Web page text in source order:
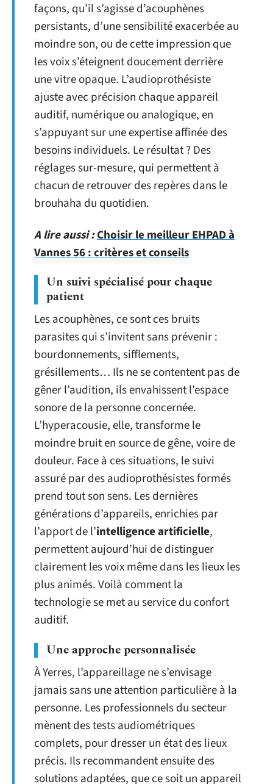
façons, qu’il s’agisse d’acouphènes
persistants, d’une sensibilité exacerbée au
moindre son, ou de cette impression que
les voix s’éteignent doucement derrière
une vitre opaque. L’audioprothésiste
ajuste avec précision chaque appareil
auditif, numérique ou analogique, en
s’appuyant sur une expertise affinée des
besoins individuels. Le résultat ? Des
réglages sur-mesure, qui permettent à
chacun de retrouver des repères dans le
brouhaha du quotidien.
A lire aussi :Choisir le meilleur EHPAD à
Vannes 56 : critères et conseils
Un suivi spécialisé pour chaque
patient
Les acouphènes, ce sont ces bruits
parasites qui s’invitent sans prévenir :
bourdonnements, sifflements,
grésillements… Ils ne se contentent pas de
gêner l’audition, ils envahissent l’espace
sonore de la personne concernée.
L’hyperacousie, elle, transforme le
moindre bruit en source de gêne, voire de
douleur. Face à ces situations, le suivi
assuré par des audioprothésistes formés
prend tout son sens. Les dernières
générations d’appareils, enrichies par
l’apport de l’intelligence artificielle,
permettent aujourd’hui de distinguer
clairement les voix même dans les lieux les
plus animés. Voilà comment la
technologie se met au service du confort
auditif.
Une approche personnalisée
À Yerres, l’appareillage ne s’envisage
jamais sans une attention particulière à la
personne. Les professionnels du secteur
mènent des tests audiométriques
complets, pour dresser un état des lieux
précis. Ils recommandent ensuite des
solutions adaptées, que ce soit un appareil